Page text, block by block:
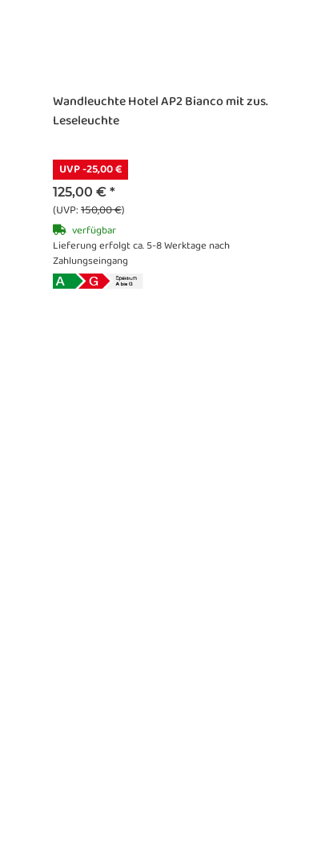
Wandleuchte Hotel AP2 Bianco mit zus.
Leseleuchte
UVP -25,00 €
125,00 € *
(UVP:150,00 €)
verfügbar
Lieferung erfolgt ca. 5-8 Werktage nach
Zahlungseingang